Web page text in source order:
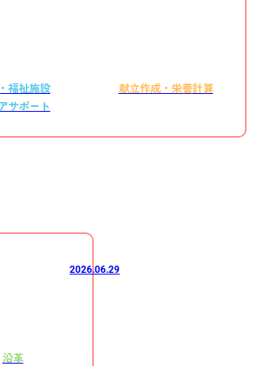
福祉施設
サポート
献立作成・栄養計算
沿革
2026.06.29